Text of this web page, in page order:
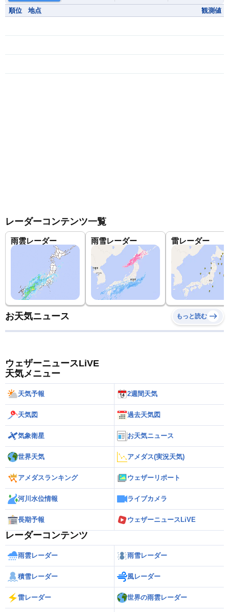
順位 地点 観測値
レーダーコンテンツ一覧
雨雲レーダー 雨雪レーダー 雷レーダー
お天気ニュース もっと読む
ウェザーニュースLiVE
天気メニュー
天気予報 2週間天気
天気図 過去天気図
気象衛星 お天気ニュース
世界天気 アメダス(実況天気)
アメダスランキング ウェザーリポート
河川水位情報 ライブカメラ
長期予報 ウェザーニュースLiVE
レーダーコンテンツ
雨雲レーダー 雨雪レーダー
積雪レーダー 風レーダー
雷レーダー 世界の雨雲レーダー